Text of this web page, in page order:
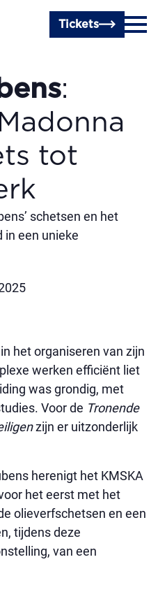
Tickets
:
tot
schetsen en het
in een unieke
het organiseren van zijn
werken efficiënt liet
was grondig, met
Voor de Tronende
zijn er uitzonderlijk
herenigt het KMSKA
het eerst met het
olieverfschetsen en een
tijdens deze
van een